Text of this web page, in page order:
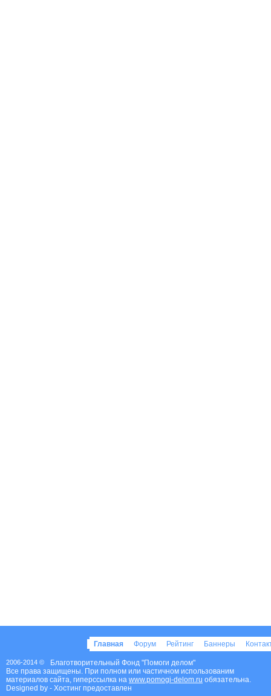
Главная Форум Рейтинг Баннеры
2006-2014 ©
Благотворительный Фонд "Помоги делом"
Все права защищены. При полном или частичном использованим
материалов сайта, гиперссылка на www.pomogi-delom.ru обязательна.
Designed by - Хостинг предоставлен